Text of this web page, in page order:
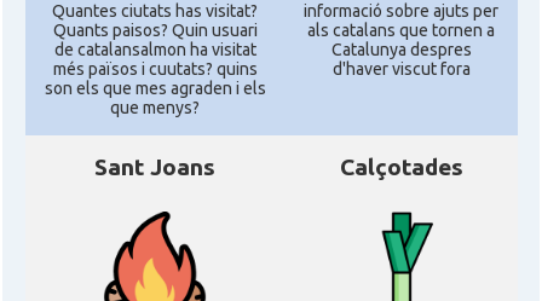
Quantes ciutats has visitat?
Quants paisos? Quin usuari
de catalansalmon ha visitat
més països i cuutats? quins
son els que mes agraden i els
que menys?
informació sobre ajuts per
als catalans que tornen a
Catalunya despres
d'haver viscut fora
Sant Joans Calçotades